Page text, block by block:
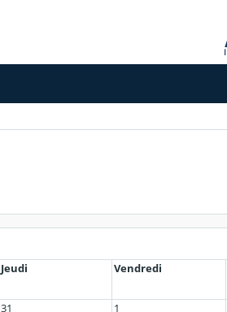
Jeudi Vendredi
31 1